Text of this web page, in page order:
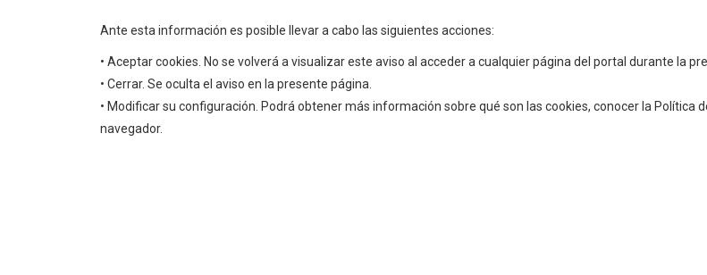
Ante esta información es posible llevar a cabo las siguientes acciones:
• Aceptar cookies. No se volverá a visualizar este aviso al acceder a cualquier página del portal durante la
• Cerrar. Se oculta el aviso en la presente página.
• Modificar su configuración. Podrá obtener más información sobre qué son las cookies, conocer la Política
navegador.